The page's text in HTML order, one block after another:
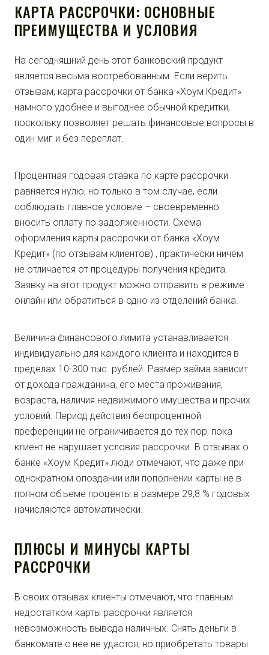
КАРТА РАССРОЧКИ: ОСНОВНЫЕ
ПРЕИМУЩЕСТВА И УСЛОВИЯ
На сегодняшний день этот банковский продукт
является весьма востребованным. Если верить
отзывам, карта рассрочки от банка «Хоум Кредит»
намного удобнее и выгоднее обычной кредитки,
поскольку позволяет решать финансовые вопросы в
один миг и без переплат.
Процентная годовая ставка по карте рассрочки
равняется нулю, но только в том случае, если
соблюдать главное условие – своевременно
вносить оплату по задолженности. Схема
оформления карты рассрочки от банка «Хоум
Кредит» (по отзывам клиентов) , практически ничем
не отличается от процедуры получения кредита.
Заявку на этот продукт можно отправить в режиме
онлайн или обратиться в одно из отделений банка.
Величина финансового лимита устанавливается
индивидуально для каждого клиента и находится в
пределах 10-300 тыс. рублей. Размер займа зависит
от дохода гражданина, его места проживания,
возраста, наличия недвижимого имущества и прочих
условий. Период действия беспроцентной
преференции не ограничивается до тех пор, пока
клиент не нарушает условия рассрочки. В отзывах о
банке «Хоум Кредит» люди отмечают, что даже при
однократном опоздании или пополнении карты не в
полном объеме проценты в размере 29,8 % годовых
начисляются автоматически.
ПЛЮСЫ И МИНУСЫ КАРТЫ
РАССРОЧКИ
В своих отзывах клиенты отмечают, что главным
недостатком карты рассрочки является
невозможность вывода наличных. Снять деньги в
банкомате с нее не удастся, но приобретать товары